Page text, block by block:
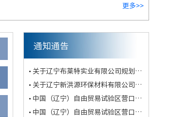
更多>>
通知通告
• 关于辽宁布莱特实业有限公司规划设计方案公示
• 关于辽宁新洪源环保材料有限公司规划设计方案公示
• 中国（辽宁）自由贸易试验区营口片区管理委员会关于凌云（辽宁）酿造有限公司年产10万吨啤酒，10万吨饮料、5万吨果酒及15万吨饮用水项目环境影响报告书拟作出的审批意见的公示
• 中国（辽宁）自由贸易试验区营口片区管理委员会关于锦呈玉科技(营口)有限公司年产传感器汽车配件2亿颗、精密金属零部件1亿颗建设项目环境影响报告表审批意见的公示